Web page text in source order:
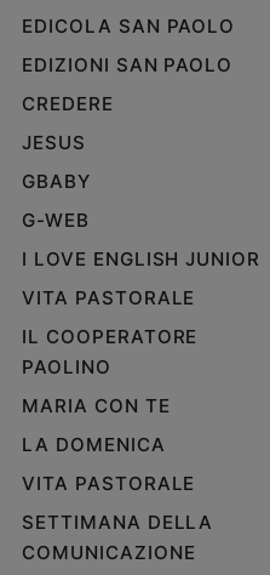
EDICOLA SAN PAOLO
EDIZIONI SAN PAOLO
CREDERE
JESUS
GBABY
G-WEB
I LOVE ENGLISH JUNIOR
VITA PASTORALE
IL COOPERATORE
PAOLINO
MARIA CON TE
LA DOMENICA
VITA PASTORALE
SETTIMANA DELLA
COMUNICAZIONE